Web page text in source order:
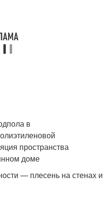
— плесень на стенах и